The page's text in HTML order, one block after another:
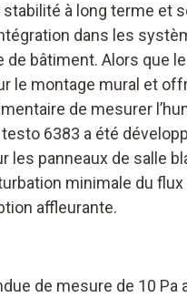
à long terme et
dans les
de bâtiment. Alors que
le montage mural et
de mesurer
6383 a été
les panneaux de salle
minimale du flux
affleurante.
de mesure de 10 Pa